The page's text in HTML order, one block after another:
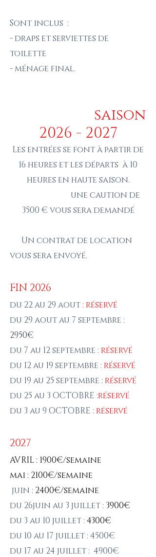
Sont inclus :
- draps et serviettes de
toilette
- ménage final.
saison
2026 - 2027
Les entrées se font à partir de
16 heures et les départs à 10
heures en haute saison.
une caution de
3500 € vous sera demandé
Un contrat de location
vous sera envoyé.
FIN 2026
du 22 au 29 aout : réservé
du 29 aout au 7 septembre :
2950€
du 7 au 12 septembre : réservé
du 12 au 19 septembre : réservé
du 19 au 25 septembre : réservé
du 25 au 3 OCTOBRE :réservé
du 3 au 9 OCTOBRE : réservé
2027
AVRIL : 1900€/semaine
mai : 2100€/semaine
juin : 2400€/semaine
du 26juin au 3 juillet : 3900€
du 3 au 10 juillet : 4300€
du 10 au 17 juillet : 4500€
du 17 au 24 juillet : 4900€